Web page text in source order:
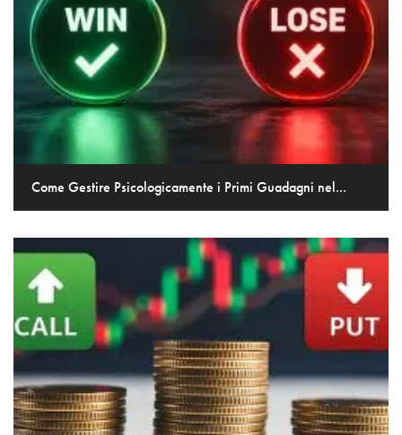
Come Gestire Psicologicamente i Primi Guadagni nel...